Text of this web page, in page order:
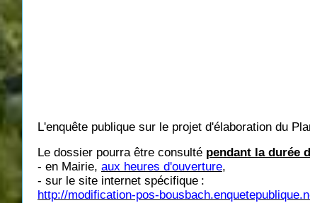
L'enquête publique sur le projet d'élaboration du
Le dossier pourra être consulté pendant la durée
- en Mairie, aux heures d'ouverture,
- sur le site internet spécifique :
http://modification-pos-